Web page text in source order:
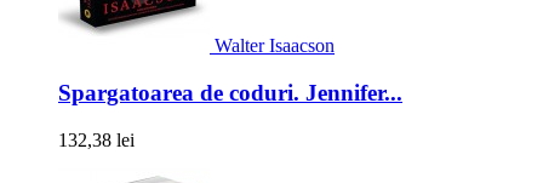
Walter Isaacson
Spargatoarea de coduri. Jennifer...
132,38 lei